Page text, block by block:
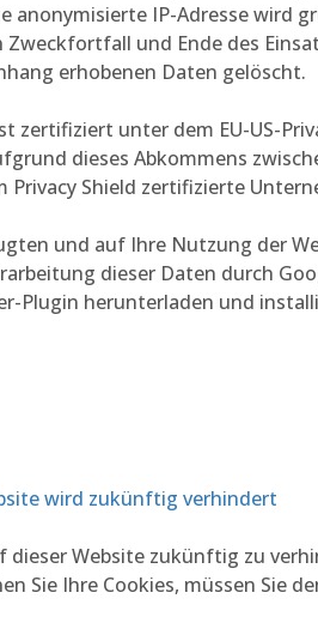
anonymisierte IP-Adresse wird
und Ende des
erhobenen Daten gelöscht.
zertifiziert unter dem EU-US-
dieses Abkommens
Shield zertifizierte
und auf Ihre Nutzung der
dieser Daten durch
Plugin herunterladen und
wird zukünftig verhindert
Website zukünftig zu
Sie Ihre Cookies, müssen Sie